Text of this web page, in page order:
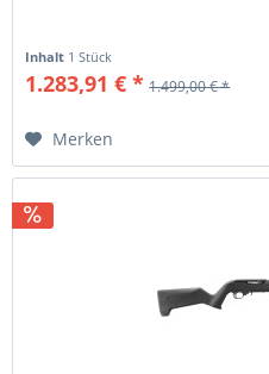
Inhalt 1 Stück
1.283,91 € * 1.499,00 € *
Merken